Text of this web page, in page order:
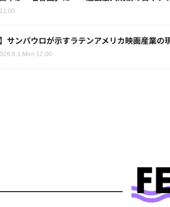
サンパウロが示すラテンアメリカ映画産業
Mon 12:00